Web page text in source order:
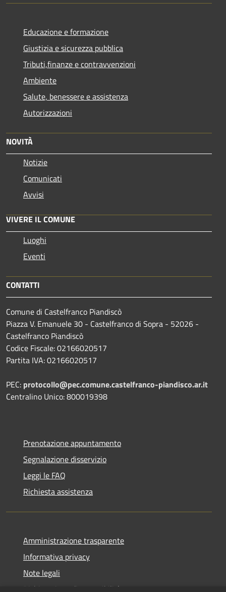
Educazione e formazione
Giustizia e sicurezza pubblica
Tributi,finanze e contravvenzioni
Ambiente
Salute, benessere e assistenza
Autorizzazioni
NOVITÀ
Notizie
Comunicati
Avvisi
VIVERE IL COMUNE
Luoghi
Eventi
CONTATTI
Comune di Castelfranco Piandiscò
Piazza V. Emanuele 30 - Castelfranco di Sopra - 52026 -
Castelfranco Piandiscò
Codice Fiscale: 02166020517
Partita IVA: 02166020517
PEC: protocollo@pec.comune.castelfranco-piandisco.ar.it
Centralino Unico: 800019398
Prenotazione appuntamento
Segnalazione disservizio
Leggi le FAQ
Richiesta assistenza
Amministrazione trasparente
Informativa privacy
Note legali
Dichiarazione di accessibilità